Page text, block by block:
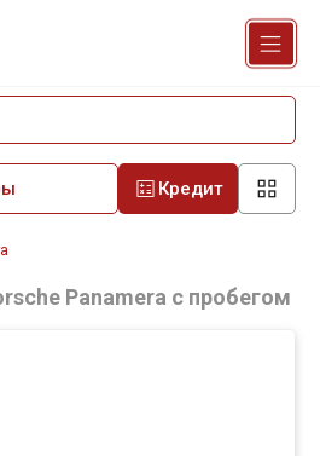
Кредит
Panamera с пробегом